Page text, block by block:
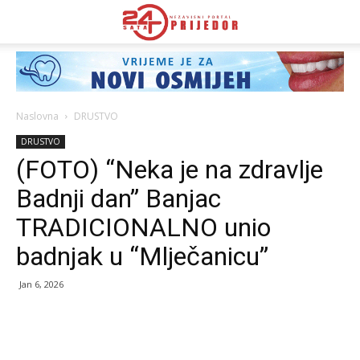
Naslovna DRUSTVO
DRUSTVO
(FOTO) “Neka je na zdravlje
Badnji dan” Banjac
TRADICIONALNO unio
badnjak u “Mlječanicu”
Jan 6, 2026